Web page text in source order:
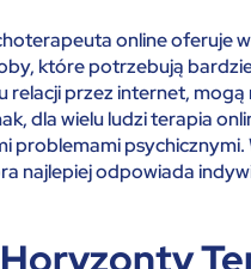
online oferuje
które potrzebują
relacji przez internet,
dla wielu ludzi terapia
problemami
najlepiej odpowiada